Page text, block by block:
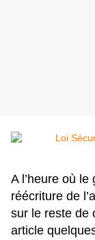
A l’heure où
réécriture de
sur le reste de
article